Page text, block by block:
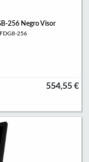
256 Negro Visor
256
554,55 €